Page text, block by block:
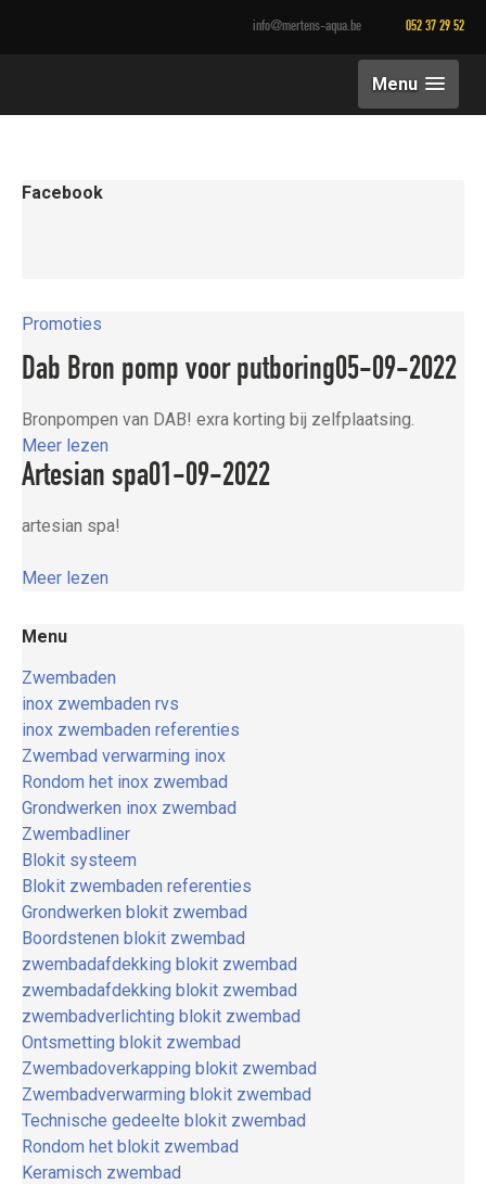
info@mertens-aqua.be 052 37 29 52
Menu
Facebook
Promoties
Dab Bron pomp voor putboring05-09-2022
Bronpompen van DAB! exra korting bij zelfplaatsing.
Meer lezen
Artesian spa01-09-2022
artesian spa!
Meer lezen
Menu
Zwembaden
inox zwembaden rvs
inox zwembaden referenties
Zwembad verwarming inox
Rondom het inox zwembad
Grondwerken inox zwembad
Zwembadliner
Blokit systeem
Blokit zwembaden referenties
Grondwerken blokit zwembad
Boordstenen blokit zwembad
zwembadafdekking blokit zwembad
zwembadafdekking blokit zwembad
zwembadverlichting blokit zwembad
Ontsmetting blokit zwembad
Zwembadoverkapping blokit zwembad
Zwembadverwarming blokit zwembad
Technische gedeelte blokit zwembad
Rondom het blokit zwembad
Keramisch zwembad